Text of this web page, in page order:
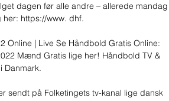
dagen før alle andre – allerede mandag
https://www. dhf.
Online | Live Se Håndbold Gratis Online:
Mænd Gratis lige her! Håndbold TV &
Danmark.
sendt på Folketingets tv-kanal lige dansk